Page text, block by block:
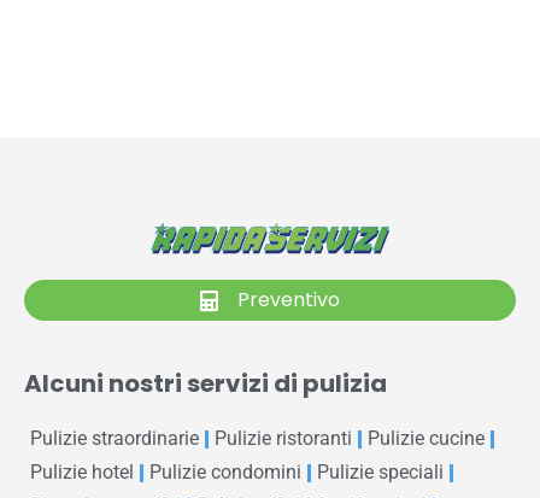
Preventivo
Alcuni nostri servizi di pulizia
Pulizie straordinarie Pulizie ristoranti
Pulizie cucine
Pulizie hotel
Pulizie condomini
Pulizie speciali